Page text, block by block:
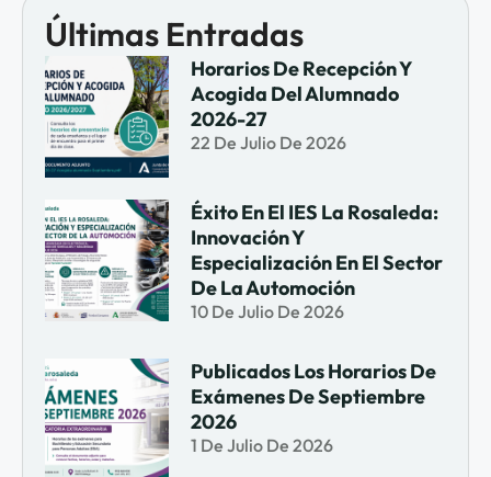
Últimas Entradas
Horarios De Recepción Y
Acogida Del Alumnado
2026-27
22 De Julio De 2026
Éxito En El IES La Rosaleda:
Innovación Y
Especialización En El Sector
De La Automoción
10 De Julio De 2026
Publicados Los Horarios De
Exámenes De Septiembre
2026
1 De Julio De 2026